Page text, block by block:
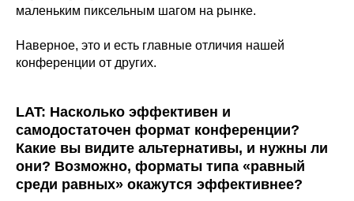
маленьким пиксельным шагом на рынке.
Наверное, это и есть главные отличия нашей
конференции от других.
LAT: Насколько эффективен и
самодостаточен формат конференции?
Какие вы видите альтернативы, и нужны ли
они? Возможно, форматы типа «равный
среди равных» окажутся эффективнее?